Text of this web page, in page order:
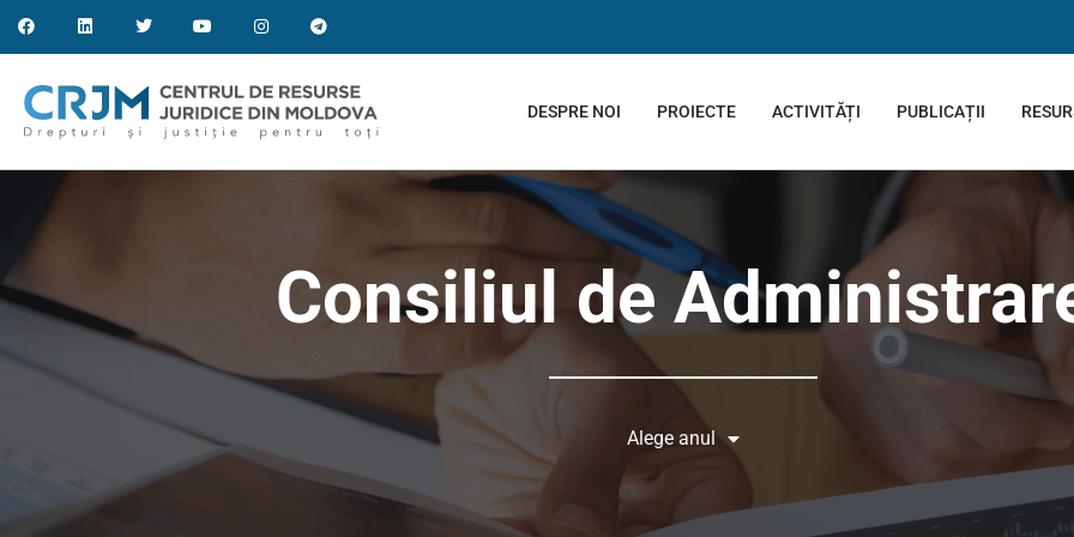
DESPRE NOI PROIECTE ACTIVITĂȚI PUBLICAȚII
Consiliul de
Alege anul